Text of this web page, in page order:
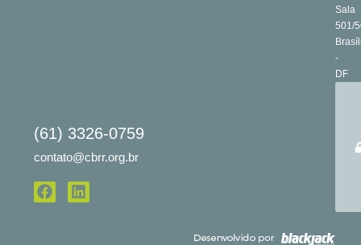
(61) 3326-0759
contato@cbrr.org.br
Sala
501/
-
DF